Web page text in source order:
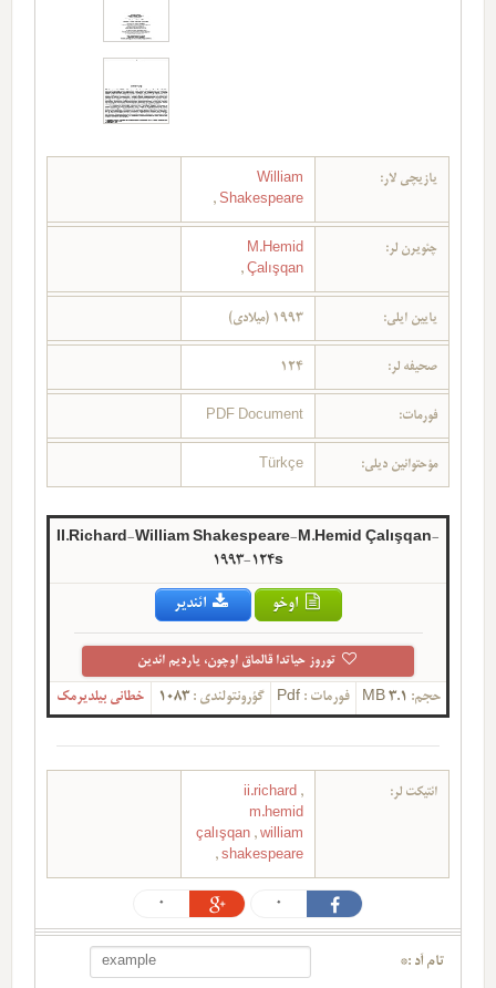
یازیچی لار:
William
Shakespeare
,
چئویرن لر:
M.Hemid
Çalışqan
,
یایین ایلی: 1993 (میلادی)
صحیفه لر: 124
فورمات: PDF Document
مؤحتوانین دیلی: Türkçe
II.Richard-William Shakespeare-M.Hemid Çalışqan-
1993-124s
اوخو ائندیر
توروز حیاتدا قالماق اوچون، یاردیم ائدین
حجم: 3.1 MB فورمات : Pdf گؤرونتولندی :1083 خطانی بیلدیرمک
ائتیکت لر: ii.richard ,
m.hemid
çalışqan , william
shakespeare
,
0
0
تام آد :*